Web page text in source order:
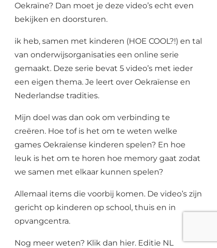
Oekraïne? Dan moet je deze video’s echt even
bekijken en doorsturen.
ik heb, samen met kinderen (HOE COOL?!) en tal
van onderwijsorganisaties een online serie
gemaakt. Deze serie bevat 5 video’s met ieder
een eigen thema. Je leert over Oekraïense en
Nederlandse tradities.
Mijn doel was dan ook om verbinding te
creëren. Hoe tof is het om te weten welke
games Oekraïense kinderen spelen? En hoe
leuk is het om te horen hoe memory gaat zodat
we samen met elkaar kunnen spelen?
Allemaal items die voorbij komen. De video’s zijn
gericht op kinderen op school, thuis en in
opvangcentra.
Nog meer weten? Klik dan hier. Editie NL